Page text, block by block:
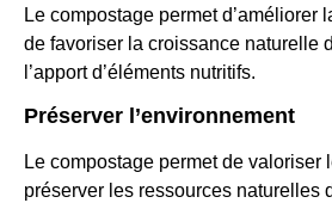
Le compostage permet d’améliorer
de favoriser la croissance naturelle
l’apport d’éléments nutritifs.
Préserver l’environnement
Le compostage permet de valoriser
préserver les ressources naturelles